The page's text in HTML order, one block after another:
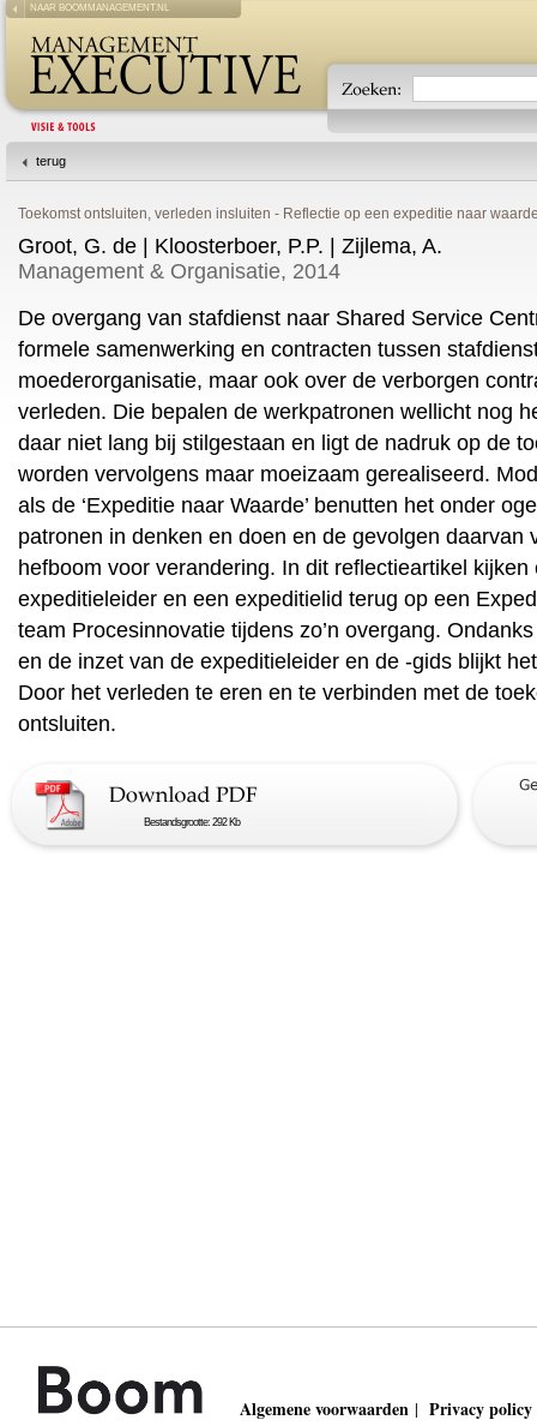
NAAR BOOMMANAGEMENT.NL
terug
Toekomst ontsluiten, verleden insluiten - Reflectie op een expeditie naar
Groot, G. de | Kloosterboer, P.P. | Zijlema, A.
Management & Organisatie, 2014
De overgang van stafdienst naar Shared Service
formele samenwerking en contracten tussen
moederorganisatie, maar ook over de verborgen
verleden. Die bepalen de werkpatronen wellicht nog
daar niet lang bij stilgestaan en ligt de nadruk op de
worden vervolgens maar moeizaam gerealiseerd.
als de ‘Expeditie naar Waarde’ benutten het onder
patronen in denken en doen en de gevolgen daarvan
hefboom voor verandering. In dit reflectieartikel
expeditieleider en een expeditielid terug op een
team Procesinnovatie tijdens zo’n overgang.
en de inzet van de expeditieleider en de -gids blijkt
Door het verleden te eren en te verbinden met de
ontsluiten.
Bestandsgrootte: 292 Kb
Algemene voorwaarden | Privacy policy